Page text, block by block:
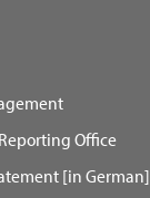
Office
[in German]